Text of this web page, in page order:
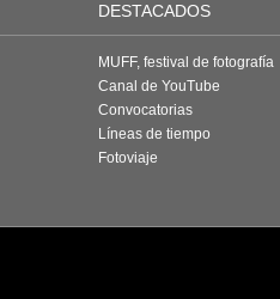
DESTACADOS
MUFF, festival de fotografía
Canal de YouTube
Convocatorias
Líneas de tiempo
Fotoviaje